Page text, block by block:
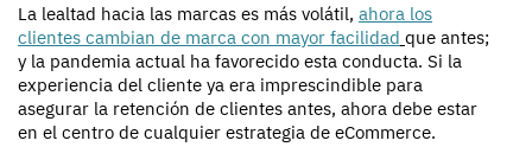
La lealtad hacia las marcas es más volátil, ahora los
clientes cambian de marca con mayor facilidad que antes;
y la pandemia actual ha favorecido esta conducta. Si la
experiencia del cliente ya era imprescindible para
asegurar la retención de clientes antes, ahora debe estar
en el centro de cualquier estrategia de eCommerce.